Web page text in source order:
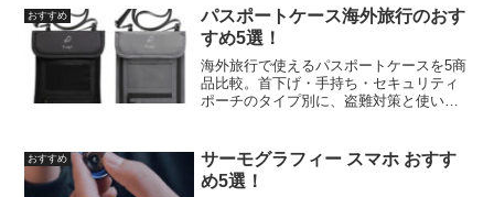
おすすめ
パスポートケース海外旅行のおす
すめ5選！
海外旅行で使えるパスポートケースを5商
品比較。首下げ・手持ち・セキュリティ
ポーチのタイプ別に、盗難対策と使い勝
おすすめ
サーモグラフィー スマホ おすす
め5選！